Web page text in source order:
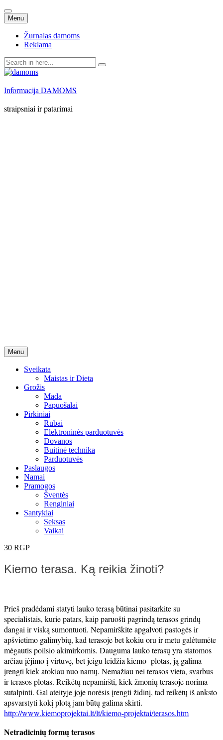
Menu Skip
to
content
Žurnalas damoms
Reklama
Search
for:
Informacija DAMOMS
straipsniai ir patarimai
Menu Skip
to
content
Sveikata
Maistas ir Dieta
Grožis
Mada
Papuošalai
Pirkiniai
Rūbai
Elektroninės parduotuvės
Dovanos
Buitinė technika
Parduotuvės
Paslaugos
Namai
Pramogos
Šventės
Renginiai
Santykiai
Seksas
Vaikai
30 RGP
Kiemo terasa. Ką reikia žinoti?
Prieš pradėdami statyti lauko terasą būtinai pasitarkite su
specialistais, kurie patars, kaip paruošti pagrindą terasos grindų
dangai ir viską sumontuoti. Nepamirškite apgalvoti pastogės ir
apšvietimo galimybių, kad terasoje bet kokiu oru ir metu galėtumėte
mėgautis poilsio akimirkomis. Dauguma lauko terasų yra statomos
arčiau įėjimo į virtuvę, bet jeigu leidžia kiemo plotas, ją galima
įrengti kiek atokiau nuo namų. Nemažiau nei terasos vieta, svarbus
ir terasos plotas. Reikėtų nepamiršti, kiek žmonių terasoje norima
sutalpinti. Gal ateityje joje norėsis įrengti židinį, tad reikėtų iš anksto
apsvarstyti kokį plotą jam būtų galima skirti.
http://www.kiemoprojektai.lt/lt/kiemo-projektai/terasos.htm
Netradicinių formų terasos